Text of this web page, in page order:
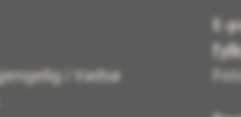
i Vadsø
E-